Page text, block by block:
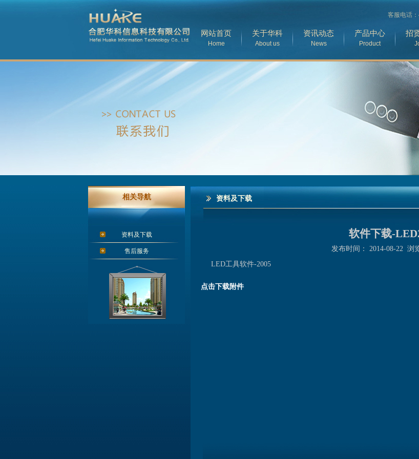
客服电话：
网站首页
Home
关于华科
About us
资讯动态
News
产品中心
Product
招
相关导航
资料及下载
售后服务
资料及下载
软件下载-
发布时间： 2014-08-22 浏
LED工具软件-2005
点击下载附件